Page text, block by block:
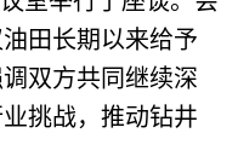
田长期以来给予
双方共同继续深
挑战，推动钻井